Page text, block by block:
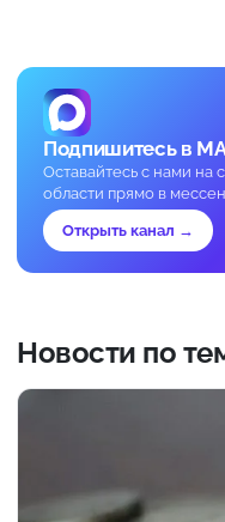
Подпишитесь в
Оставайтесь с нами на
области прямо в
Открыть канал →
Новости по